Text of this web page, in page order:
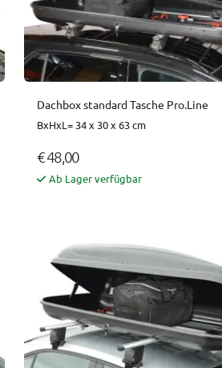
Dachbox standard Tasche Pro.Line
BxHxL= 34 x 30 x 63 cm
€ 48,00
Ab Lager verfügbar